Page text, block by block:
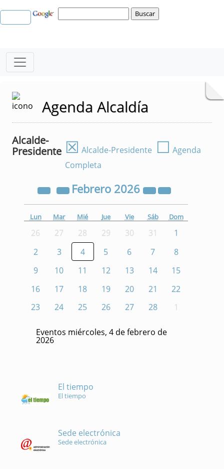
Agenda Alcaldía
Alcalde-
Presidente ☒ Alcalde-Presidente ☐ Agenda
Completa
Febrero 2026
Lun Mar Mié Jue Vie Sáb Dom
26 27 28 29 30 31
1
2
3 4 5 6 7
8
9
10 11 12 13 14
15
16
17 18 19 20 21
22
23
24 25 26 27 28 1
Eventos miércoles, 4 de febrero de
2026
El tiempo
El tiempo
Sede electrónica
Sede electrónica